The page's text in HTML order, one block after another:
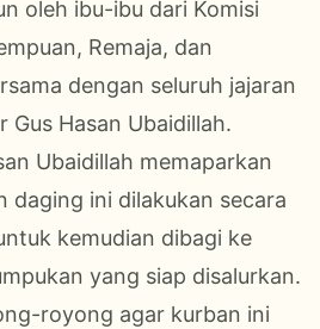
oleh ibu-ibu dari Komisi
, Remaja, dan
dengan seluruh jajaran
Gus Hasan Ubaidillah.
Ubaidillah memaparkan
daging ini dilakukan secara
kemudian dibagi ke
yang siap disalurkan.
royong agar kurban ini